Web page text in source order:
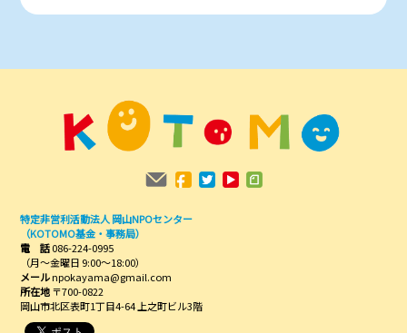
特定非営利活動法人 岡山NPOセンター
（KOTOMO基金・事務局）
電 話086-224-0995
（月～金曜日 9:00～18:00）
メールnpokayama@gmail.com
所在地〒700-0822
岡山市北区表町1丁目4-64 上之町ビル3階